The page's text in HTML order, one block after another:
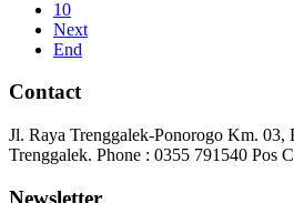
10
Next
End
Contact
Jl. Raya Trenggalek-Ponorogo Km. 03,
Trenggalek. Phone : 0355 791540 Pos
Newsletter